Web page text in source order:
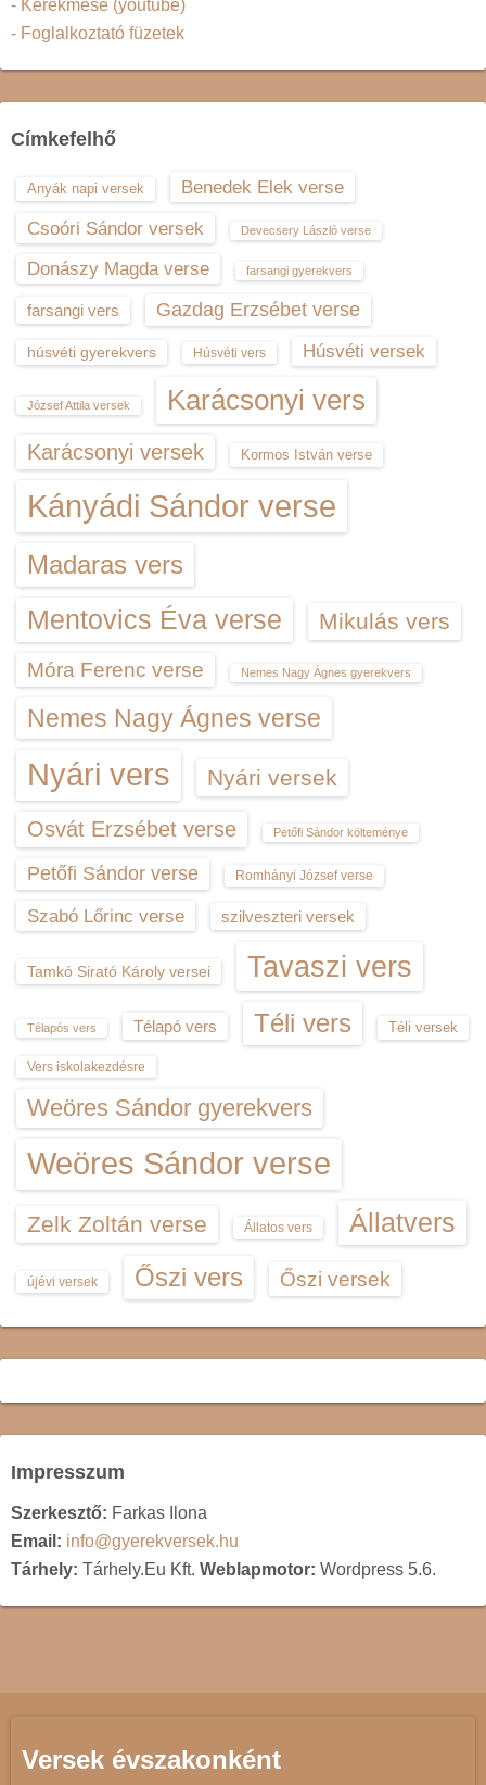
- Kerekmese (youtube)
- Foglalkoztató füzetek
Címkefelhő
Anyák napi versek
Benedek Elek verse
Csoóri Sándor versek
Devecsery László verse
Donászy Magda verse farsangi gyerekvers
farsangi vers Gazdag Erzsébet verse
húsvéti gyerekvers Húsvéti vers Húsvéti versek
József Attila versek Karácsonyi vers
Karácsonyi versek Kormos István verse
Kányádi Sándor verse
Madaras vers
Mentovics Éva verse Mikulás vers
Móra Ferenc verse Nemes Nagy Ágnes gyerekvers
Nemes Nagy Ágnes verse
Nyári vers Nyári versek
Osvát Erzsébet verse Petőfi Sándor költeménye
Petőfi Sándor verse Romhányi József verse
Szabó Lőrinc verse szilveszteri versek
Tamkó Sirató Károly versei Tavaszi vers
Télapós vers Télapó vers Téli vers Téli versek
Vers iskolakezdésre
Weöres Sándor gyerekvers
Weöres Sándor verse
Zelk Zoltán verse Állatos vers Állatvers
újévi versek Őszi vers Őszi versek
Impresszum
Szerkesztő: Farkas Ilona
Email: info@gyerekversek.hu
Tárhely: Tárhely.Eu Kft. Weblapmotor: Wordpress 5.6.
Versek évszakonként